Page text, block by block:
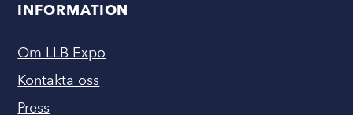
INFORMATION
Om LLB Expo
Kontakta oss
Press